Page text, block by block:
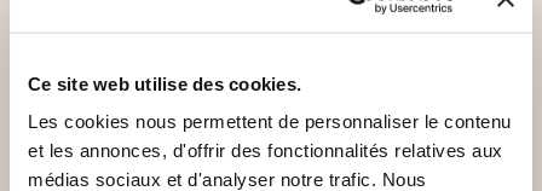
Ce site web utilise des cookies.
Les cookies nous permettent de personnaliser le contenu
et les annonces, d'offrir des fonctionnalités relatives aux
médias sociaux et d'analyser notre trafic. Nous
VOUS AIMEREZ AUSSI